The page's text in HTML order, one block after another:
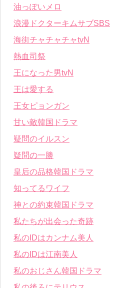
油っぽいメロ
浪漫ドクターキムサブSBS
海街チャチャチャtvN
熱血司祭
王になった男tvN
王は愛する
王女ピョンガン
甘い敵韓国ドラマ
疑問のイルスン
疑問の一勝
皇后の品格韓国ドラマ
知ってるワイフ
神との約束韓国ドラマ
私たちが出会った奇跡
私のIDはカンナム美人
私のIDは江南美人
私のおじさん韓国ドラマ